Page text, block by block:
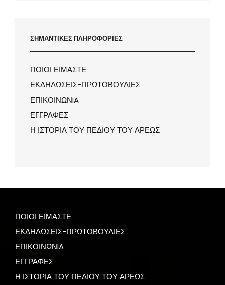
ΣΗΜΑΝΤΙΚΕΣ ΠΛΗΡΟΦΟΡΙΕΣ
ΠΟΙΟΙ ΕΙΜΑΣΤΕ
ΕΚΔΗΛΩΣΕΙΣ-ΠΡΩΤΟΒΟΥΛΙΕΣ
ΕΠΙΚΟΙΝΩΝIA
ΕΓΓΡΑΦΕΣ
Η ΙΣΤΟΡΙΑ ΤΟΥ ΠΕΔΙΟΥ ΤΟΥ ΑΡΕΩΣ
ΠΟΙΟΙ ΕΙΜΑΣΤΕ
ΕΚΔΗΛΩΣΕΙΣ-ΠΡΩΤΟΒΟΥΛΙΕΣ
ΕΠΙΚΟΙΝΩΝIA
ΕΓΓΡΑΦΕΣ
Η ΙΣΤΟΡΙΑ ΤΟΥ ΠΕΔΙΟΥ ΤΟΥ ΑΡΕΩΣ